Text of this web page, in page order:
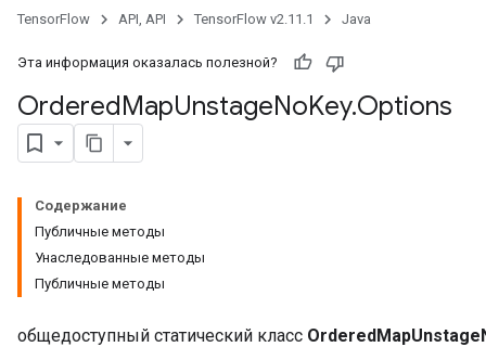
TensorFlow API, API TensorFlow v2.11.1 Java
Эта информация оказалась полезной?
OrderedMapUnstageNoKey.Options
Содержание
Публичные методы
Унаследованные методы
Публичные методы
общедоступный статический класс